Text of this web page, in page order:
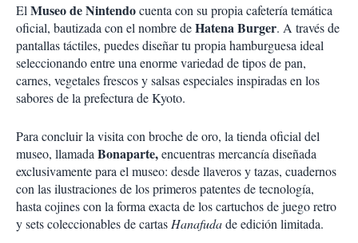
ElMuseo de Nintendocuenta con su propia cafetería temática
oficial, bautizada con el nombre deHatena Burger. A través de
pantallas táctiles, puedes diseñar tu propia hamburguesa ideal
seleccionando entre una enorme variedad de tipos de pan,
carnes, vegetales frescos y salsas especiales inspiradas en los
sabores de la prefectura de Kyoto.
Para concluir la visita con broche de oro, la tienda oficial del
museo, llamadaBonaparte,encuentrasmercancía diseñada
exclusivamente para el museo: desde llaveros y tazas, cuadernos
con las ilustraciones de los primeros patentes de tecnología,
hasta cojines con la forma exacta de los cartuchos de juego retro
y sets coleccionables de cartasHanafudade edición limitada.